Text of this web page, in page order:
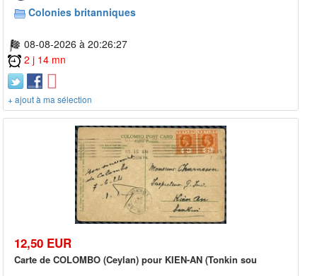
Colonies britanniques
08-08-2026 à 20:26:27
2 j 14 mn
+ ajout à ma sélection
12,50 EUR
Carte de COLOMBO (Ceylan) pour KIEN-AN (Tonkin sou